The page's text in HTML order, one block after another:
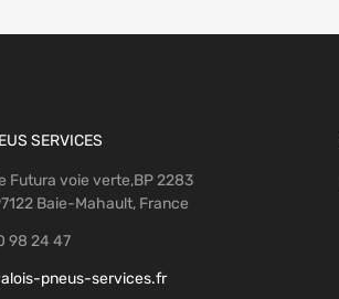
SERVICES
Futura voie verte,BP 2283
Baie-Mahault, France
98 24 47
pneus-services.fr